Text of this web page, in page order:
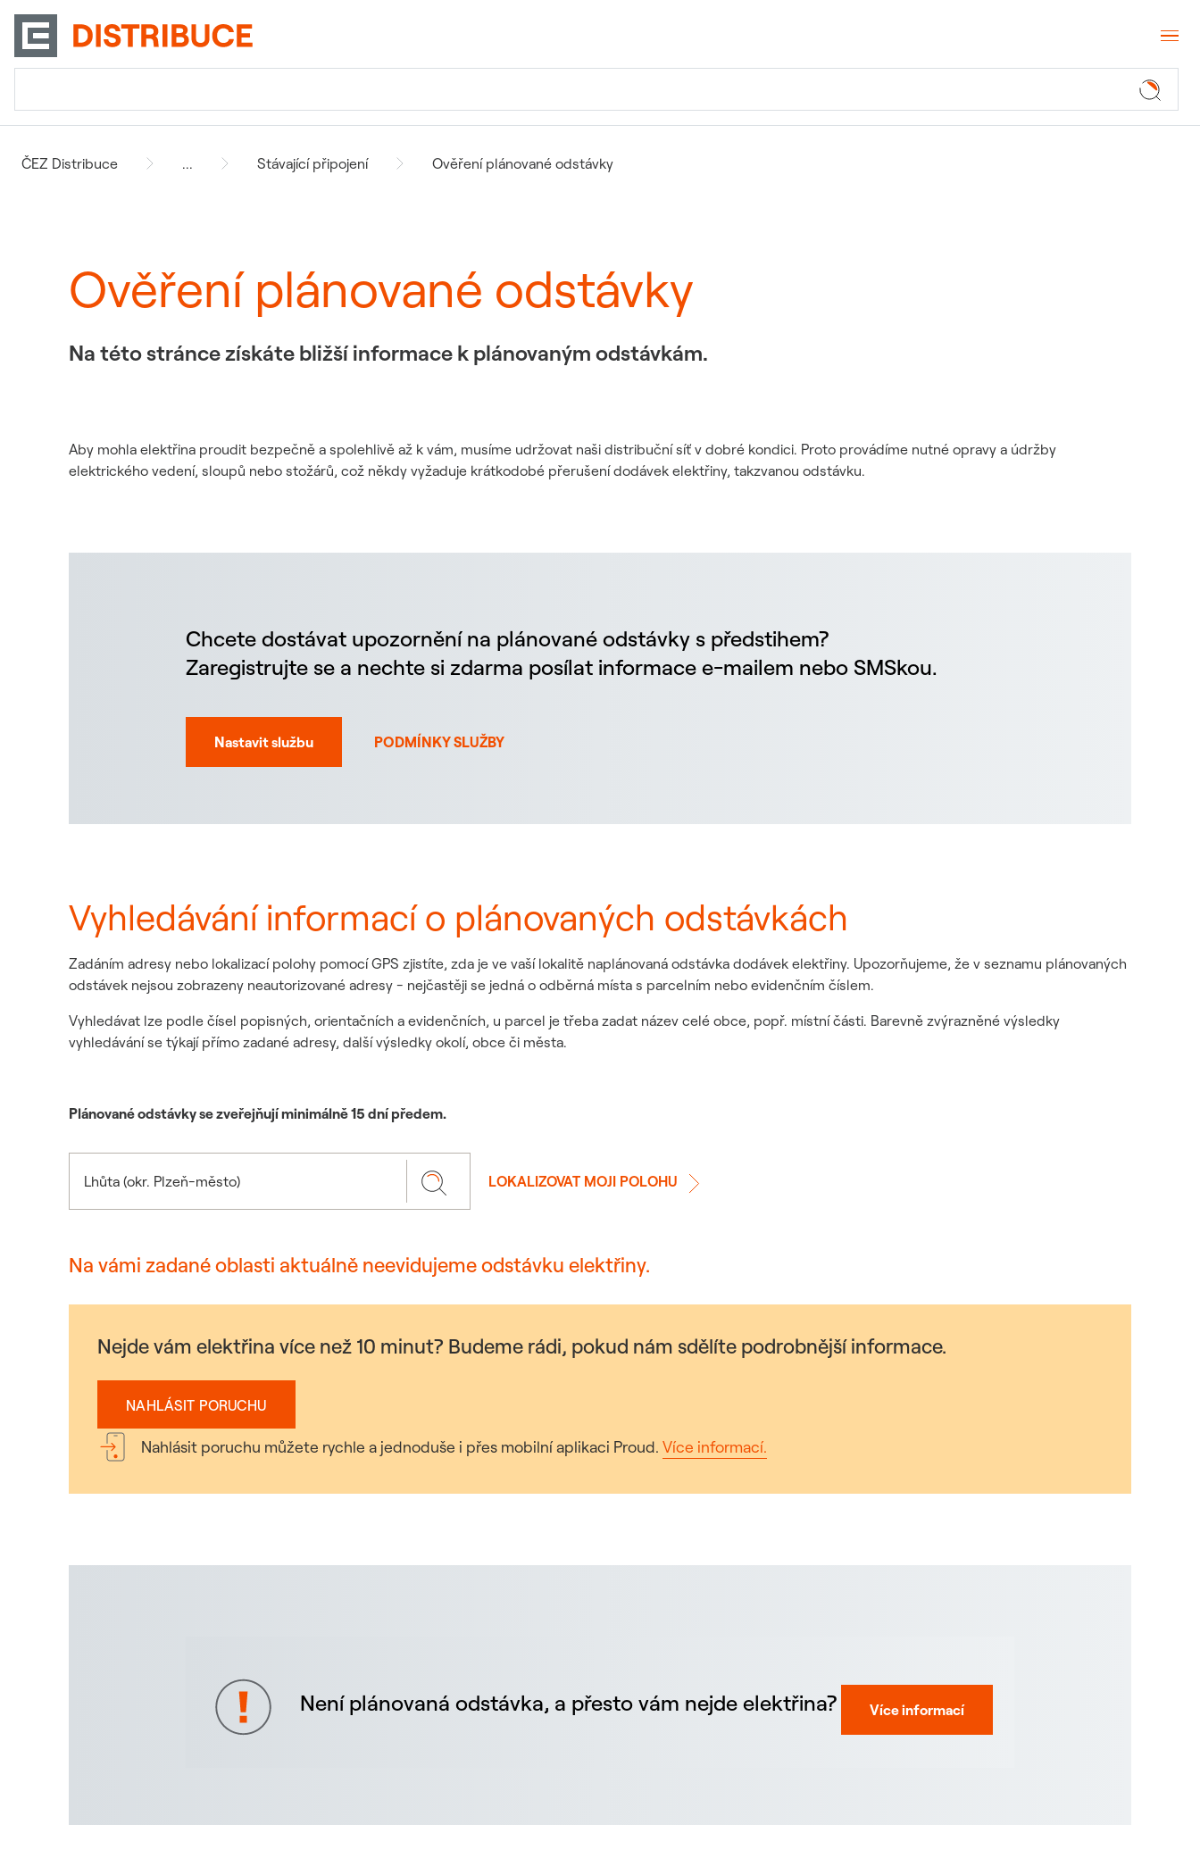
ČEZ Distribuce ... Stávající připojení Ověření plánované odstávky
Ověření plánované odstávky
Na této stránce získáte bližší informace k plánovaným odstávkám.
Aby mohla elektřina proudit bezpečně a spolehlivě až k vám, musíme udržovat naši distribuční síť v dobré kondici. Proto provádíme nutné opravy a údržby
elektrického vedení, sloupů nebo stožárů, což někdy vyžaduje krátkodobé přerušení dodávek elektřiny, takzvanou odstávku.
Chcete dostávat upozornění na plánované odstávky s předstihem?
Zaregistrujte se a nechte si zdarma posílat informace e-mailem nebo SMSkou.
Nastavit službu PODMÍNKY SLUŽBY
Vyhledávání informací o plánovaných odstávkách
Zadáním adresy nebo lokalizací polohy pomocí GPS zjistíte, zda je ve vaší lokalitě naplánovaná odstávka dodávek elektřiny. Upozorňujeme, že v seznamu plánovaných
odstávek nejsou zobrazeny neautorizované adresy - nejčastěji se jedná o odběrná místa s parcelním nebo evidenčním číslem.
Vyhledávat lze podle čísel popisných, orientačních a evidenčních, u parcel je třeba zadat název celé obce, popř. místní části. Barevně zvýrazněné výsledky
vyhledávání se týkají přímo zadané adresy, další výsledky okolí, obce či města.
Plánované odstávky se zveřejňují minimálně 15 dní předem.
LOKALIZOVAT MOJI POLOHU
Na vámi zadané oblasti aktuálně neevidujeme odstávku elektřiny.
Nejde vám elektřina více než 10 minut? Budeme rádi, pokud nám sdělíte podrobnější informace.
NAHLÁSIT PORUCHU
Nahlásit poruchu můžete rychle a jednoduše i přes mobilní aplikaci Proud. Více informací.
Není plánovaná odstávka, a přesto vám nejde elektřina? Více informací